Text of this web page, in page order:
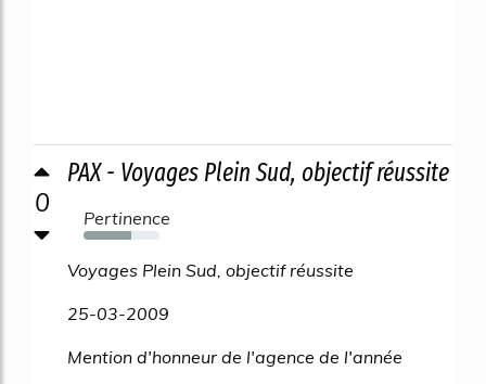
0
PAX - Voyages Plein Sud, objectif réussite
Pertinence
63%
Voyages Plein Sud, objectif réussite
25-03-2009
Mention d'honneur de l'agence de l'année